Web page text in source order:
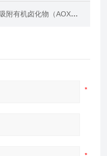
机卤化物（AOX）分析仪